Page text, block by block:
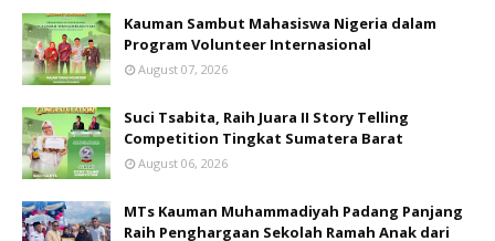
Kauman Sambut Mahasiswa Nigeria dalam
Program Volunteer Internasional
August 07, 2026
Suci Tsabita, Raih Juara II Story Telling
Competition Tingkat Sumatera Barat
August 06, 2026
MTs Kauman Muhammadiyah Padang Panjang
Raih Penghargaan Sekolah Ramah Anak dari